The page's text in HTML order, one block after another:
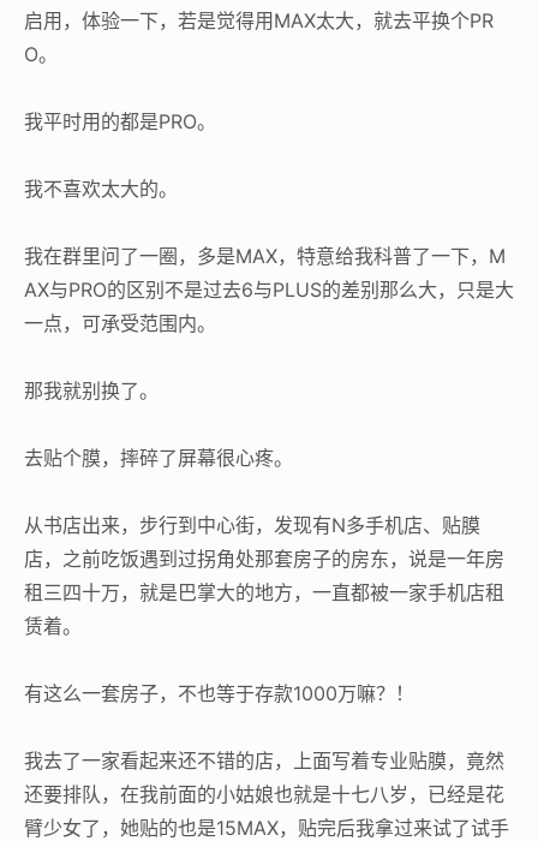
启用，体验一下，若是觉得用MAX太大，就去平换个PR
O。
我平时用的都是PRO。
我不喜欢太大的。
我在群里问了一圈，多是MAX，特意给我科普了一下，M
AX与PRO的区别不是过去6与PLUS的差别那么大，只是大
一点，可承受范围内。
那我就别换了。
去贴个膜，摔碎了屏幕很心疼。
从书店出来，步行到中心街，发现有N多手机店、贴膜
店，之前吃饭遇到过拐角处那套房子的房东，说是一年房
租三四十万，就是巴掌大的地方，一直都被一家手机店租
赁着。
有这么一套房子，不也等于存款1000万嘛？！
我去了一家看起来还不错的店，上面写着专业贴膜，竟然
还要排队，在我前面的小姑娘也就是十七八岁，已经是花
臂少女了，她贴的也是15MAX，贴完后我拿过来试了试手